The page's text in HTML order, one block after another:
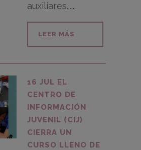
auxiliares......
LEER MÁS
16 JUL EL
CENTRO DE
INFORMACIÓN
JUVENIL (CIJ)
CIERRA UN
CURSO LLENO DE